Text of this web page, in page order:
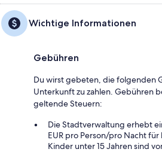
Wichtige Informationen
Gebühren
Du wirst gebeten, die folgenden
Unterkunft zu zahlen. Gebühren
geltende Steuern:
Die Stadtverwaltung erhebt
EUR pro Person/pro Nacht
Kinder unter 15 Jahren sind